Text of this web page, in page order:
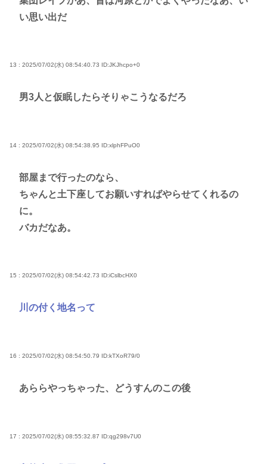
い思い出だ
13 : 2025/07/02(水) 08:54:40.73 ID:JKJhcpo+0
男3人と仮眠したらそりゃこうなるだろ
14 : 2025/07/02(水) 08:54:38.95 ID:xlphFPuO0
部屋まで行ったのなら、
ちゃんと土下座してお願いすればやらせてくれるの
に。
バカだなあ。
15 : 2025/07/02(水) 08:54:42.73 ID:iCslbcHX0
川の付く地名って
16 : 2025/07/02(水) 08:54:50.79 ID:kTXoR79/0
あららやっちゃった、どうすんのこの後
17 : 2025/07/02(水) 08:55:32.87 ID:qg298v7U0